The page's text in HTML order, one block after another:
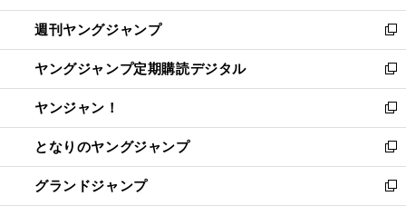
開
く
ウ
で
開
く
ン
ド
ウ
で
開
く
ウ
ィ
ン
ド
ウ
で
開
く
週刊ヤングジャンプ
新
し
い
ウ
ィ
ン
ド
ウ
で
ヤングジャンプ定期購読デジタル
新
し
い
ウ
ィ
ン
ド
ヤンジャン！
新
し
い
ウ
ィ
となりのヤングジャンプ
新
し
い
グランドジャンプ
新